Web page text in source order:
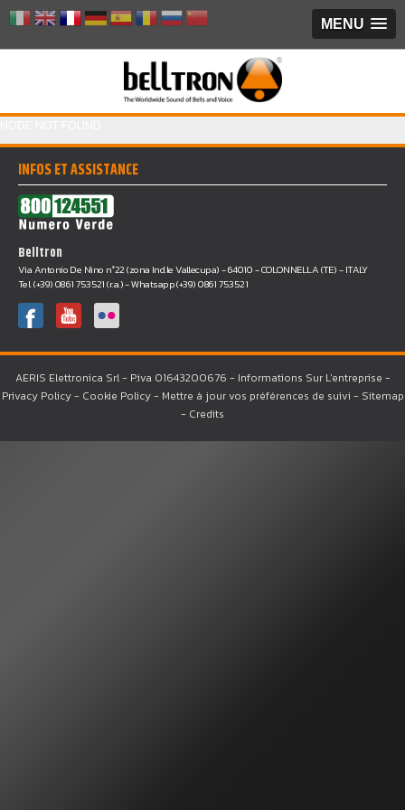
MENU
INFOS ET ASSISTANCE
Belltron
Via Antonio De Nino n°22 (zona Ind.le Vallecupa) - 64010 - COLONNELLA (TE) - ITALY
Tel. (+39) 0861 753521 (r.a.) - Whatsapp (+39) 0861 753521
AERIS Elettronica Srl - P.iva 01643200676 - Informations Sur L'entreprise -
Privacy Policy- Cookie Policy- Mettre à jour vos préférences de suivi - Sitemap
- Credits